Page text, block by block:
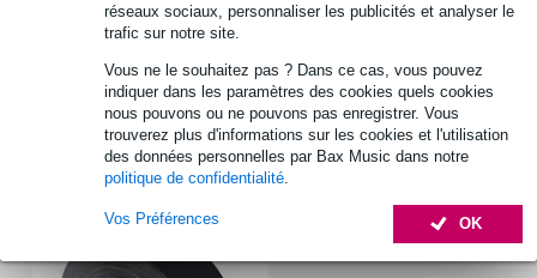
réseaux sociaux, personnaliser les publicités et analyser le
trafic sur notre site.
Vous ne le souhaitez pas ? Dans ce cas, vous pouvez
indiquer dans les paramètres des cookies quels cookies
nous pouvons ou ne pouvons pas enregistrer. Vous
trouverez plus d'informations sur les cookies et l'utilisation
des données personnelles par Bax Music dans notre
politique de confidentialité
OK
Vos Préférences
matériau : métal
Afficher toutes les caractéristiques du produit
Accessoires (1)